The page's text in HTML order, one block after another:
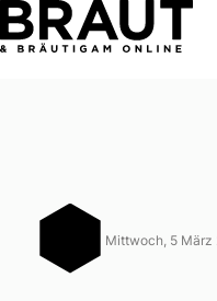
Von Romantik zu
Mittwoch, 5 März